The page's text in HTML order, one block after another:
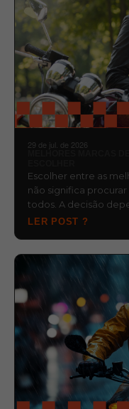
29 de jul. de 2026
Escolher entre as
não significa
todos. A decisão
LER POST ?